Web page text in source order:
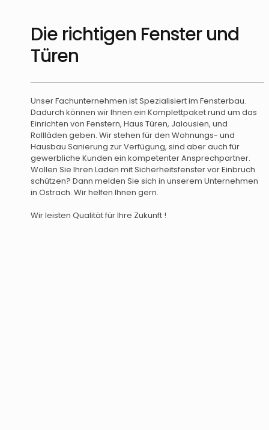
Die richtigen Fenster und
Türen
Unser Fachunternehmen ist Spezialisiert im Fensterbau.
Dadurch können wir Ihnen ein Komplettpaket rund um das
Einrichten von Fenstern, Haus Türen, Jalousien, und
Rollläden geben. Wir stehen für den Wohnungs- und
Hausbau Sanierung zur Verfügung, sind aber auch für
gewerbliche Kunden ein kompetenter Ansprechpartner.
Wollen Sie Ihren Laden mit Sicherheitsfenster vor Einbruch
schützen? Dann melden Sie sich in unserem Unternehmen
in Ostrach. Wir helfen Ihnen gern.
Wir leisten Qualität für Ihre Zukunft !